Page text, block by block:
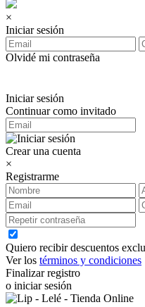
×
Iniciar sesión
Olvidé mi contraseña
Iniciar sesión
Continuar como invitado
Crear una cuenta
×
Registrarme
Quiero recibir descuentos
Ver los términos y condiciones
Finalizar registro
o iniciar sesión